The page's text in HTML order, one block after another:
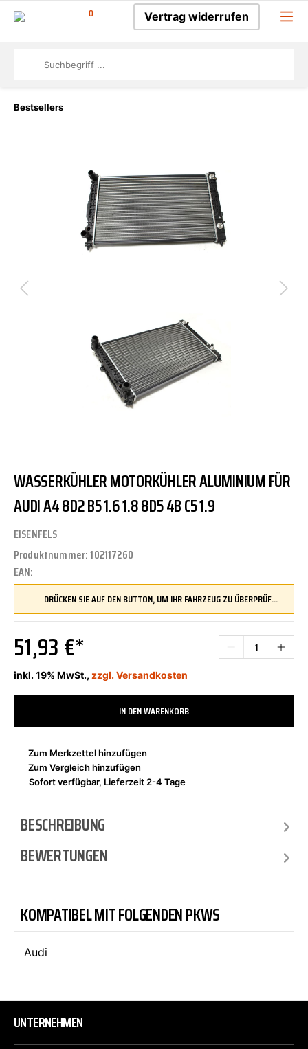
0 Vertrag widerrufen
Bestsellers
WASSERKÜHLER MOTORKÜHLER ALUMINIUM FÜR
AUDI A4 8D2 B5 1.6 1.8 8D5 4B C5 1.9
EISENFELS
Produktnummer:102117260
EAN:
DRÜCKEN SIE AUF DEN BUTTON, UM IHR FAHRZEUG ZU ÜBERPRÜFEN UND SICHERZUSTELLEN, DASS DIESES TEIL KOMPATIBEL IST, BEVOR SIE ES BESTELLEN
51,93 €*
inkl. 19% MwSt., zzgl. Versandkosten
IN DEN WARENKORB
Zum Merkzettel hinzufügen
Zum Vergleich hinzufügen
Sofort verfügbar, Lieferzeit 2-4 Tage
BESCHREIBUNG
BEWERTUNGEN
KOMPATIBEL MIT FOLGENDEN PKWS
Audi
UNTERNEHMEN